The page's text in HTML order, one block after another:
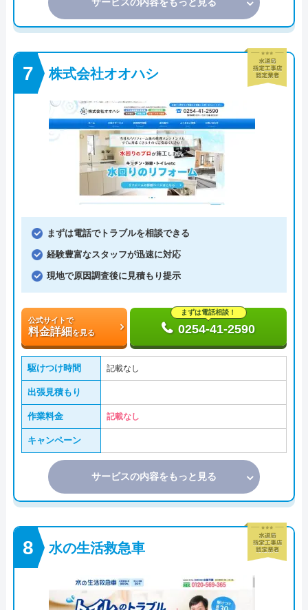
株式会社オオハシ
まずは電話でトラブルを相談できる
経験豊富なスタッフが迅速に対応
現地で原因調査後に見積もり提示
公式サイトで
料金詳細を見る
まずは電話相談！
0254-41-2590
駆けつけ時間 記載なし
出張見積もり
作業料金 記載なし
キャンペーン
サービスの内容をもっと見る
水の生活救急車